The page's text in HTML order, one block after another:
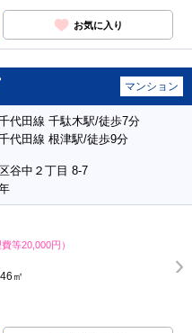
お気に入り
マンション
代田線 千駄木駅/徒歩7分
代田線 根津駅/徒歩9分
谷中２丁目 8-7
費等20,000円）
㎡